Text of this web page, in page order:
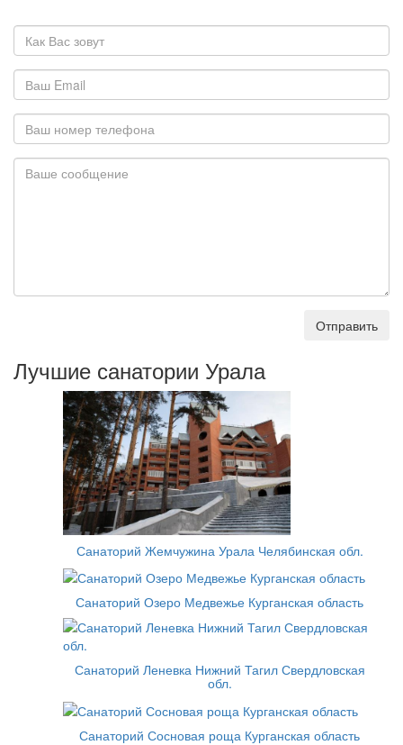
Отправить
Лучшие санатории Урала
Санаторий Жемчужина Урала Челябинская обл.
Санаторий Озеро Медвежье Курганская область
Санаторий Леневка Нижний Тагил Свердловская
обл.
Санаторий Сосновая роща Курганская область